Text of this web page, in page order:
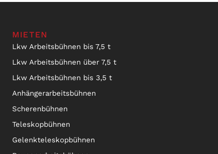
MIETEN
Lkw Arbeitsbühnen bis 7,5 t
Lkw Arbeitsbühnen über 7,5 t
Lkw Arbeitsbühnen bis 3,5 t
Anhängerarbeitsbühnen
Scherenbühnen
Teleskopbühnen
Gelenkteleskopbühnen